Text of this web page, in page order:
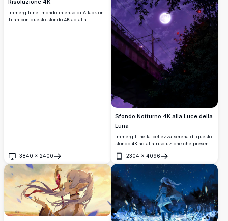
Risoluzione 4K
Immergiti nel mondo intenso di Attack on
Titan con questo sfondo 4K ad alta
3840 × 2400
Apri
Sfondo Notturno 4K alla Luce della
Luna
Immergiti nella bellezza serena di questo
sfondo 4K ad alta risoluzione che presenta
rami di alberi in silhouette. Il vivace cielo
viola e i dettagli sottili lo rendono uno
sfondo affascinante per qualsiasi
dispositivo, offrendo un'atmosfera
tranquilla e incantevole.
2304 × 4096
Apri